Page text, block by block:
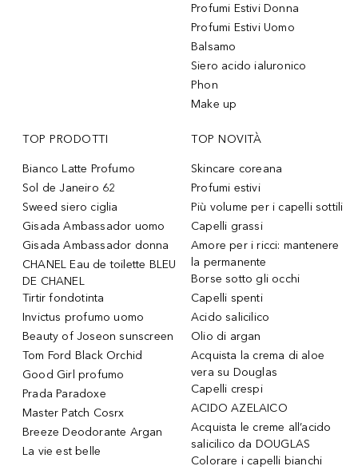
Profumi Estivi Donna
Profumi Estivi Uomo
Balsamo
Siero acido ialuronico
Phon
Make up
TOP PRODOTTI
Bianco Latte Profumo
Sol de Janeiro 62
Sweed siero ciglia
Gisada Ambassador uomo
Gisada Ambassador donna
CHANEL Eau de toilette BLEU
DE CHANEL
Tirtir fondotinta
Invictus profumo uomo
Beauty of Joseon sunscreen
Tom Ford Black Orchid
Good Girl profumo
Prada Paradoxe
Master Patch Cosrx
Breeze Deodorante Argan
La vie est belle
TOP NOVITÀ
Skincare coreana
Profumi estivi
Più volume per i capelli sottili
Capelli grassi
Amore per i ricci: mantenere
la permanente
Borse sotto gli occhi
Capelli spenti
Acido salicilico
Olio di argan
Acquista la crema di aloe
vera su Douglas
Capelli crespi
ACIDO AZELAICO
Acquista le creme all’acido
salicilico da DOUGLAS
Colorare i capelli bianchi